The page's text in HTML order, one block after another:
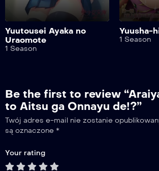
Yuutousei Ayaka no
Uraomote
1 Season
Yuusha-
1 Season
Be the first to review
to Aitsu ga Onnayu de!?”
Twój adres e-mail nie zostanie
są oznaczone *
Your rating